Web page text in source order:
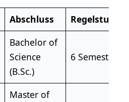
Abschluss
Bachelorof
Science
(B.Sc.)
6 Semester
Master of